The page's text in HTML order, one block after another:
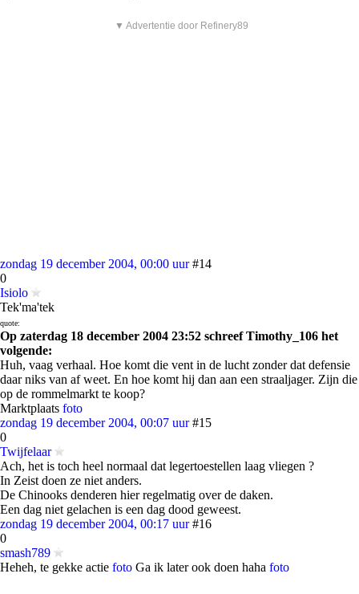
▼ Advertentie door Refinery89
zondag 19 december 2004, 00:00 uur #14
0
Isiolo
Tek'ma'tek
quote:
Op zaterdag 18 december 2004 23:52 schreef Timothy_106 het
volgende:
Huh, vaag verhaal. Hoe komt die vent in de lucht zonder dat defensie
daar niks van af weet. En hoe komt hij dan aan een straaljager. Zijn die
op de rommelmarkt te koop?
Marktplaats foto
zondag 19 december 2004, 00:07 uur #15
0
Twijfelaar
Ach, het is toch heel normaal dat legertoestellen laag vliegen ?
In Zeist doen ze niet anders.
De Chinooks denderen hier regelmatig over de daken.
Een dag niet gelachen is een dag dood geweest.
zondag 19 december 2004, 00:17 uur #16
0
smash789
Heheh, te gekke actie foto Ga ik later ook doen haha foto